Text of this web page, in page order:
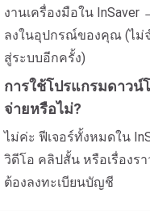
งานเครื่องมือใน
ลงในอุปกรณ์ของคุณ (ไม่จ
สู่ระบบอีกครั้ง)
การใช้โปรแกรมดาวน์
จ่ายหรือไม่?
ไม่ค่ะ ฟีเจอร์ทั้งหมดใน
วิดีโอ คลิปสั้น หรือเรื่องร
ต้องลงทะเบียนบัญชี